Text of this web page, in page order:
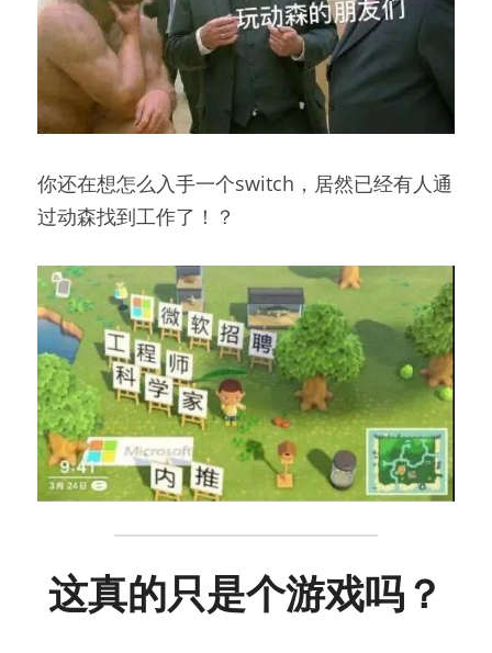
你还在想怎么入手一个switch，居然已经有人通
过动森找到工作了！？
这真的只是个游戏吗？